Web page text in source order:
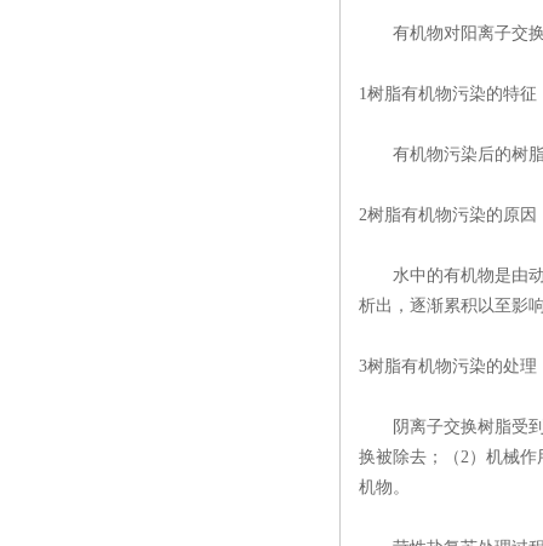
有机物对阳离子交换
1树脂有机物污染的特征
有机物污染后的树脂
2树脂有机物污染的原因
水中的有机物是由动
析出，逐渐累积以至影
3树脂有机物污染的处理
阴离子交换树脂受到
换被除去；（2）机械
机物。